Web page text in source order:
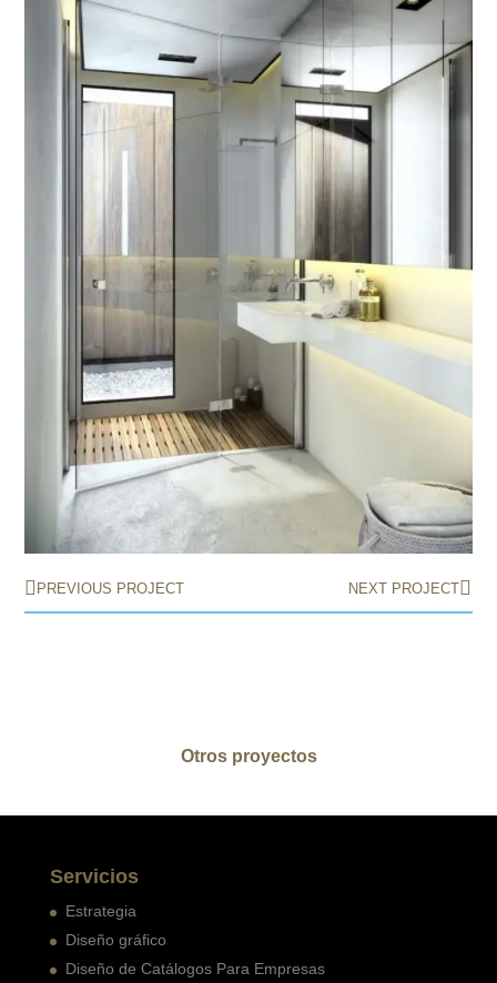
PREVIOUS PROJECT NEXT PROJECT
Otros proyectos
Servicios
Estrategia
Diseño gráfico
Diseño de Catálogos Para Empresas